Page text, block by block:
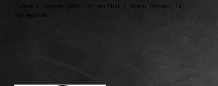
Formel 1 - Rennen / Weil - 10 min Quali. + 70 min. Rennen, 1x
Kartwechsel